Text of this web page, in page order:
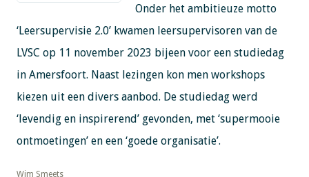
Onder het ambitieuze motto
‘Leersupervisie 2.0’ kwamen leersupervisoren van de
LVSC op 11 november 2023 bijeen voor een studiedag
in Amersfoort. Naast lezingen kon men workshops
kiezen uit een divers aanbod. De studiedag werd
‘levendig en inspirerend’ gevonden, met ‘supermooie
ontmoetingen’ en een ‘goede organisatie’.
​​​​​​​Wim Smeets